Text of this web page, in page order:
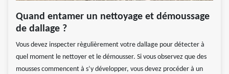
Quand entamer un nettoyage et démoussage
de dallage ?
Vous devez inspecter règulièrement votre dallage pour détecter à
quel moment le nettoyer et le démousser. Si vous observez que des
mousses commencent à s’y développer, vous devez procéder à un